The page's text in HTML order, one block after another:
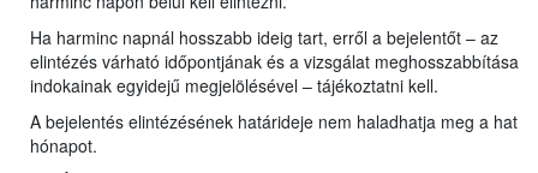
Ha harminc napnál hosszabb ideig tart, erről a bejelentőt – az
elintézés várható időpontjának és a vizsgálat meghosszabbítása
indokainak egyidejű megjelölésével – tájékoztatni kell.
A bejelentés elintézésének határideje nem haladhatja meg a hat
hónapot.